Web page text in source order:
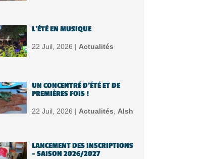
L’ÉTÉ EN MUSIQUE
22 Juil, 2026 | Actualités
UN CONCENTRÉ D’ÉTÉ ET DE
PREMIÈRES FOIS !
22 Juil, 2026 | Actualités, Alsh
LANCEMENT DES INSCRIPTIONS
– SAISON 2026/2027